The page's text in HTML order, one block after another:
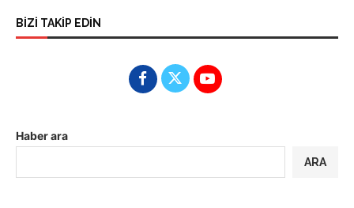
BİZİ TAKİP EDİN
Haber ara
ARA